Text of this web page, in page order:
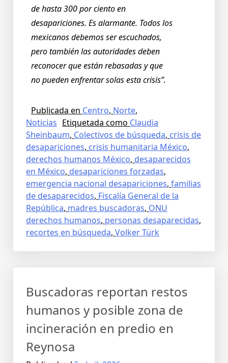
de hasta 300 por ciento en
desapariciones. Es alarmante. Todos los
mexicanos debemos ser escuchados,
pero también las autoridades deben
reconocer que están rebasadas y que
no pueden enfrentar solas esta crisis”.
Publicada en Centro, Norte,
Noticias Etiquetada como Claudia
Sheinbaum, Colectivos de búsqueda, crisis de
desapariciones, crisis humanitaria México,
derechos humanos México, desaparecidos
en México, desapariciones forzadas,
emergencia nacional desapariciones, familias
de desaparecidos, Fiscalía General de la
República, madres buscadoras, ONU
derechos humanos, personas desaparecidas,
recortes en búsqueda, Volker Türk
Buscadoras reportan restos
humanos y posible zona de
incineración en predio en
Reynosa